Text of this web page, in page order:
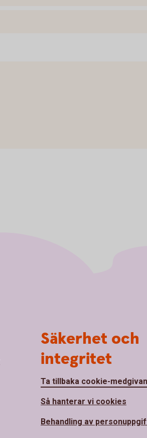
Säkerhet och
integritet
Ta tillbaka cookie-
Så hanterar vi cookies
Behandling av